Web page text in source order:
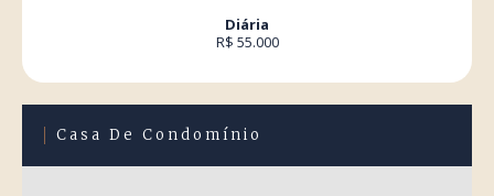
Diária
R$ 55.000
Casa De Condomínio